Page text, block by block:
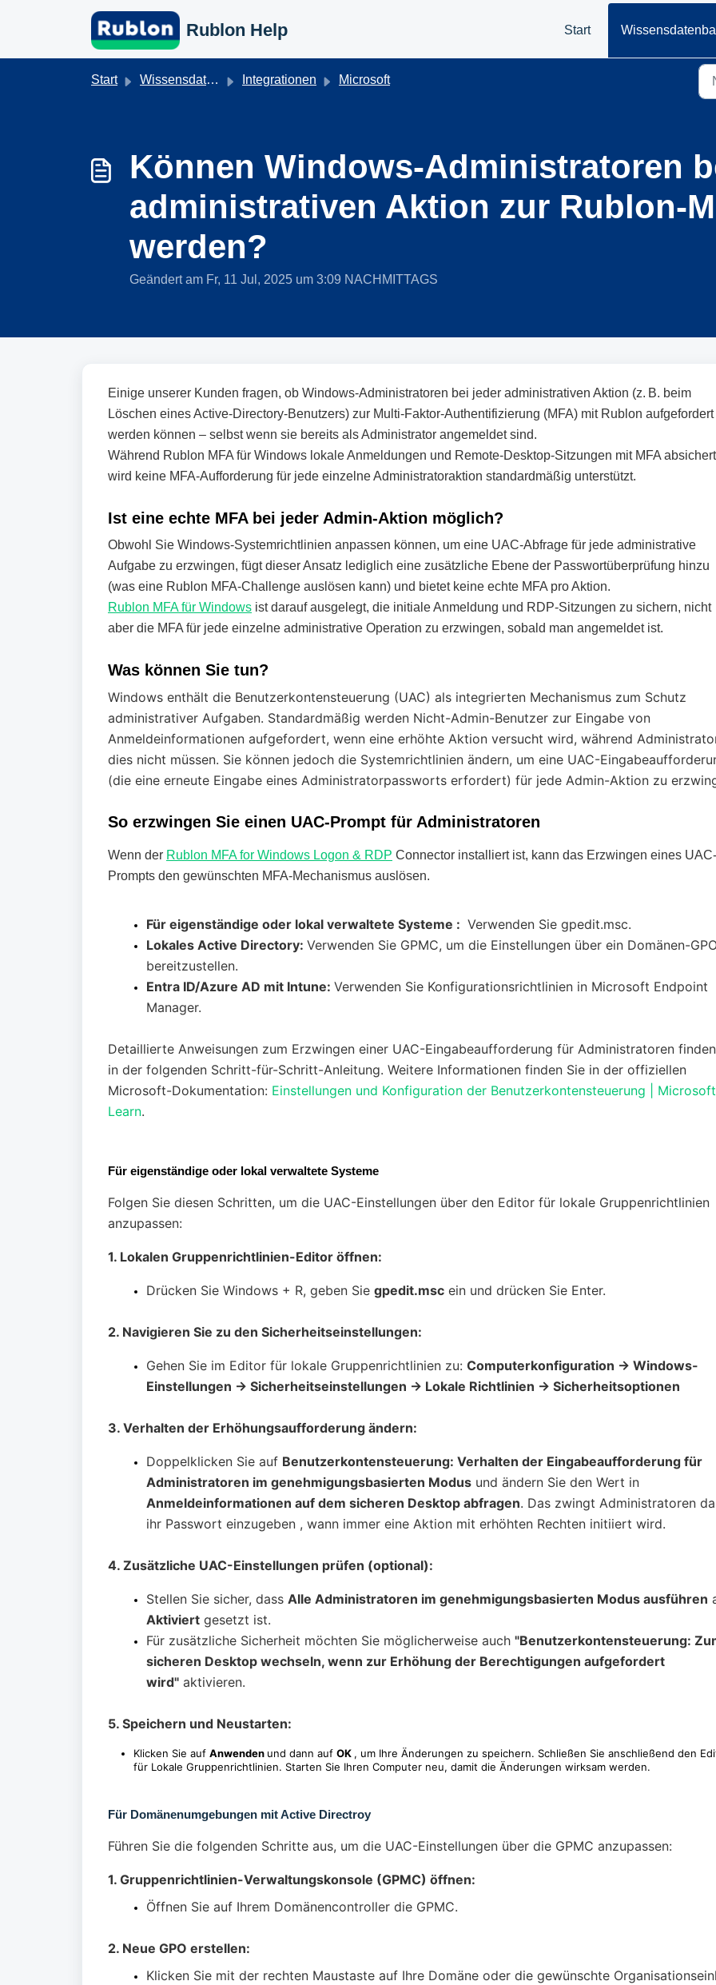
Rublon Help Start
Start Wissensdatenbank Integrationen Microsoft
Können Windows-Administratoren
administrativen Aktion zur Rublon-
werden?
Geändert am Fr, 11 Jul, 2025 um 3:09 NACHMITTAGS
Einige unserer Kunden fragen, ob Windows-Administratoren bei jeder administrativen Aktion (z. B. beim
Löschen eines Active-Directory-Benutzers) zur Multi-Faktor-Authentifizierung (MFA) mit Rublon aufgefordert
werden können – selbst wenn sie bereits als Administrator angemeldet sind.
Während Rublon MFA für Windows lokale Anmeldungen und Remote-Desktop-Sitzungen mit MFA
wird keine MFA-Aufforderung für jede einzelne Administratoraktion standardmäßig unterstützt.
Ist eine echte MFA bei jeder Admin-Aktion möglich?
Obwohl Sie Windows-Systemrichtlinien anpassen können, um eine UAC-Abfrage für jede administrative
Aufgabe zu erzwingen, fügt dieser Ansatz lediglich eine zusätzliche Ebene der Passwortüberprüfung hinzu
(was eine Rublon MFA-Challenge auslösen kann) und bietet keine echte MFA pro Aktion.
Rublon MFA für Windows ist darauf ausgelegt, die initiale Anmeldung und RDP-Sitzungen zu sichern, nicht
aber die MFA für jede einzelne administrative Operation zu erzwingen, sobald man angemeldet ist.
Was können Sie tun?
Windows enthält die Benutzerkontensteuerung (UAC) als integrierten Mechanismus zum Schutz
administrativer Aufgaben. Standardmäßig werden Nicht-Admin-Benutzer zur Eingabe von
Anmeldeinformationen aufgefordert, wenn eine erhöhte Aktion versucht wird, während
dies nicht müssen. Sie können jedoch die Systemrichtlinien ändern, um eine UAC-
(die eine erneute Eingabe eines Administratorpassworts erfordert) für jede Admin-Aktion zu
So erzwingen Sie einen UAC-Prompt für Administratoren
Wenn der Rublon MFA for Windows Logon & RDP Connector installiert ist, kann das Erzwingen eines UAC-
Prompts den gewünschten MFA-Mechanismus auslösen.
Für eigenständige oder lokal verwaltete Systeme : Verwenden Sie gpedit.msc.
Lokales Active Directory: Verwenden Sie GPMC, um die Einstellungen über ein Domänen-
bereitzustellen.
Entra ID/Azure AD mit Intune: Verwenden Sie Konfigurationsrichtlinien in Microsoft Endpoint
Manager.
Detaillierte Anweisungen zum Erzwingen einer UAC-Eingabeaufforderung für Administratoren
in der folgenden Schritt-für-Schritt-Anleitung. Weitere Informationen finden Sie in der offiziellen
Microsoft-Dokumentation: Einstellungen und Konfiguration der Benutzerkontensteuerung | Microsoft
Learn.
Für eigenständige oder lokal verwaltete Systeme
Folgen Sie diesen Schritten, um die UAC-Einstellungen über den Editor für lokale Gruppenrichtlinien
anzupassen:
1. Lokalen Gruppenrichtlinien-Editor öffnen:
Drücken Sie Windows + R, geben Sie gpedit.msc ein und drücken Sie Enter.
2. Navigieren Sie zu den Sicherheitseinstellungen:
Gehen Sie im Editor für lokale Gruppenrichtlinien zu: Computerkonfiguration → Windows-
Einstellungen → Sicherheitseinstellungen → Lokale Richtlinien → Sicherheitsoptionen
3. Verhalten der Erhöhungsaufforderung ändern:
Doppelklicken Sie auf Benutzerkontensteuerung: Verhalten der Eingabeaufforderung für
Administratoren im genehmigungsbasierten Modus und ändern Sie den Wert in
Anmeldeinformationen auf dem sicheren Desktop abfragen. Das zwingt Administratoren
ihr Passwort einzugeben , wann immer eine Aktion mit erhöhten Rechten initiiert wird.
4. Zusätzliche UAC-Einstellungen prüfen (optional):
Stellen Sie sicher, dass Alle Administratoren im genehmigungsbasierten Modus ausführen
Aktiviert gesetzt ist.
Für zusätzliche Sicherheit möchten Sie möglicherweise auch "Benutzerkontensteuerung:
sicheren Desktop wechseln, wenn zur Erhöhung der Berechtigungen aufgefordert
wird" aktivieren.
5. Speichern und Neustarten:
Klicken Sie auf Anwenden und dann auf OK , um Ihre Änderungen zu speichern. Schließen Sie anschließend den
für Lokale Gruppenrichtlinien. Starten Sie Ihren Computer neu, damit die Änderungen wirksam werden.
Für Domänenumgebungen mit Active Directroy
Führen Sie die folgenden Schritte aus, um die UAC-Einstellungen über die GPMC anzupassen:
1. Gruppenrichtlinien-Verwaltungskonsole (GPMC) öffnen:
Öffnen Sie auf Ihrem Domänencontroller die GPMC.
2. Neue GPO erstellen:
Klicken Sie mit der rechten Maustaste auf Ihre Domäne oder die gewünschte